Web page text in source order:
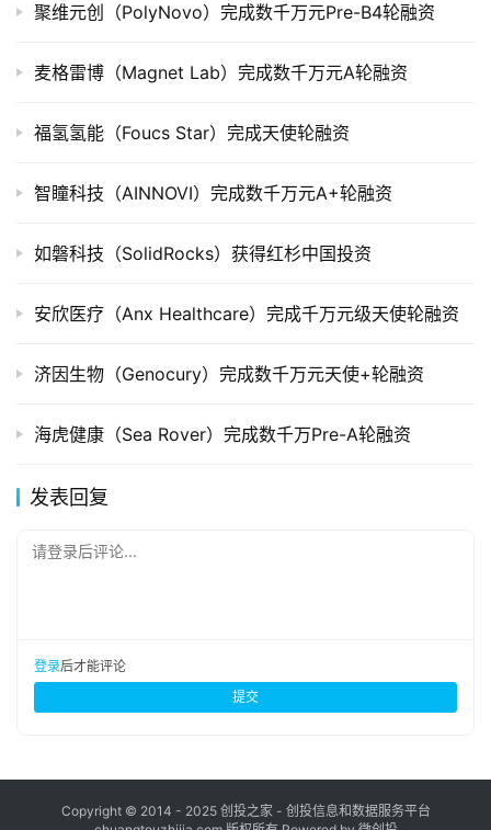
数
业
院
聚维元创（PolyNovo）完成数千万元Pre-B4轮融资
麦格雷博（Magnet Lab）完成数千万元A轮融资
福氢氢能（Foucs Star）完成天使轮融资
智瞳科技（AINNOVI）完成数千万元A+轮融资
如磐科技（SolidRocks）获得红杉中国投资
安欣医疗（Anx Healthcare）完成千万元级天使轮融资
济因生物（Genocury）完成数千万元天使+轮融资
海虎健康（Sea Rover）完成数千万Pre-A轮融资
发表回复
请登录后评论...
登录后才能评论
提交
Copyright © 2014 - 2025 创投之家 - 创投信息和数据服务平台